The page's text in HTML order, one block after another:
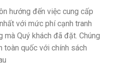
hướng đến việc cung cấp
với mức phí cạnh tranh
Quý khách đã đặt. Chúng
toàn quốc với chính sách